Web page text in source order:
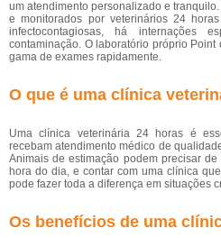
um atendimento personalizado e
e monitorados por veterinários 24
infectocontagiosas, há internações
contaminação. O laboratório próprio
gama de exames rapidamente.
O que é uma clínica
Uma clínica veterinária 24 horas é
recebam atendimento médico de
Animais de estimação podem precisar
hora do dia, e contar com uma clínica
pode fazer toda a diferença em situações
Os benefícios de uma